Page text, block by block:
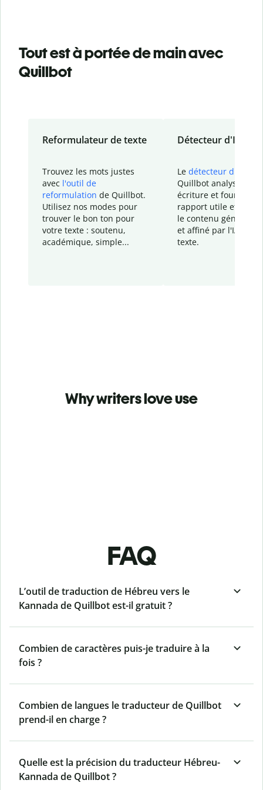
Tout est à portée de main avec
Quillbot
Reformulateur de texte
Trouvez les mots justes
avec l'outil de
reformulation de Quillbot.
Utilisez nos modes pour
trouver le bon ton pour
votre texte : soutenu,
académique, simple...
Détecteur d'IA
Le détecteur d'IA
Quillbot analyse votre
écriture et fournit un
rapport utile et
le contenu généré
et affiné par l'IA
texte.
Why writers love use
FAQ
L’outil de traduction de Hébreu vers le
Kannada de Quillbot est-il gratuit ?
Combien de caractères puis-je traduire à la
fois ?
Combien de langues le traducteur de Quillbot
prend-il en charge ?
Quelle est la précision du traducteur Hébreu-
Kannada de Quillbot ?